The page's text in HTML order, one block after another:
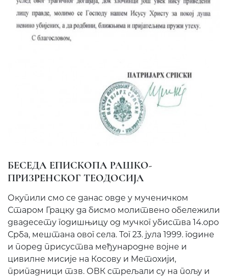
БЕСЕДА ЕПИСКОПА РАШКО-
ПРИЗРЕНСКОГ ТЕОДОСИЈА
Окупили смо се данас овде у мученичком
Старом Грацку да бисмо молитвено обележили
двадесету годишњицу од мучког убиства 14.оро
Срба, мештана овог села. Тог 23. јула 1999. године
и поред присуства међународне војне и
цивилне мисије на Косову и Метохији,
припадници тзв. ОВК стрељали су на пољу и